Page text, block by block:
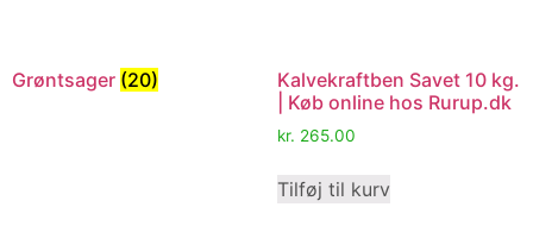
Grøntsager (20)
Kalvekraftben Savet 10 kg.
| Køb online hos Rurup.dk
kr. 265.00
Tilføj til kurv